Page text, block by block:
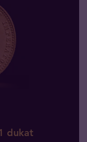
dukat